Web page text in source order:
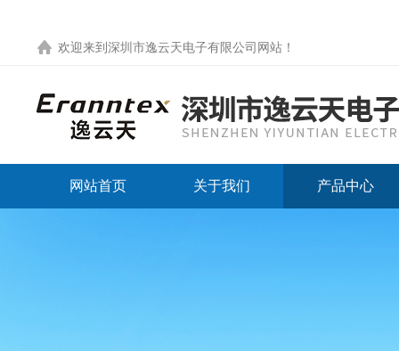
欢迎来到 深圳市逸云天电子有限公司网站 ！
网站首页 关于我们 产品中心